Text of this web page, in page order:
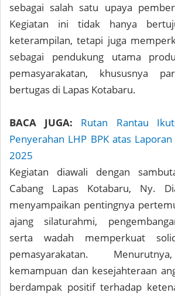
sebagai salah satu upaya
Kegiatan ini tidak hanya
keterampilan, tetapi juga
sebagai pendukung utama
pemasyarakatan, khususnya
bertugas di Lapas Kotabaru.
BACA JUGA:
Rutan Rantau
Penyerahan LHP BPK atas
2025
Kegiatan diawali dengan
Cabang Lapas Kotabaru, Ny.
menyampaikan pentingnya
ajang silaturahmi,
serta wadah memperkuat
pemasyarakatan.
kemampuan dan kesejahteraan
berdampak positif terhadap